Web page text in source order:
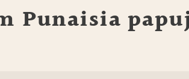
Punaisia